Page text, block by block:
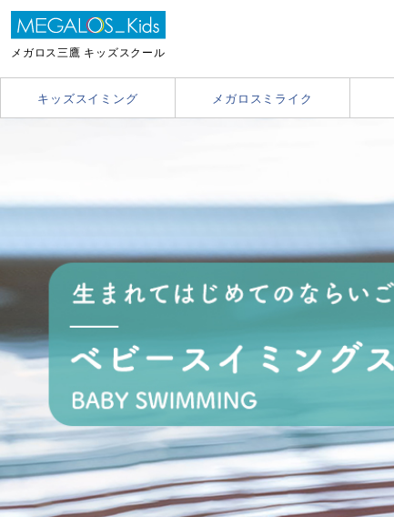
メガロス三鷹 キッズスクール
キッズスイミング メガロスミライク